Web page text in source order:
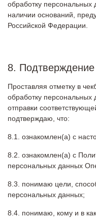
обработку персональных
наличии оснований,
Российской Федерации.
8. Подтверждение
Проставляя отметку в
обработку
отправки
подтверждаю, что:
ознакомлен(а) с
ознакомлен(а) с
персональных данных
понимаю цели,
персональных данных;
понимаю, кому и в